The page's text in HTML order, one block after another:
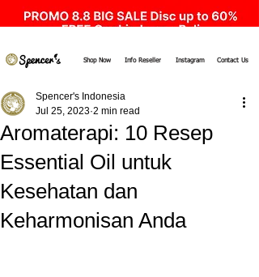
Shop Now Info Reseller Instagram Contact Us
Aromaterapi: 10 Resep
Essential Oil untuk
Kesehatan dan
Keharmonisan Anda
Spencer's Indonesia
Jul 25, 2023 2 min read